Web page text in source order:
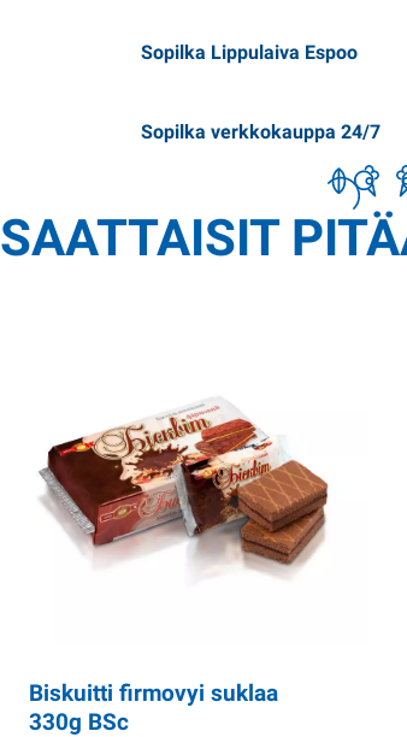
Sopilka Lippulaiva Espoo
Sopilka verkkokauppa 24/7
SAATTAISIT
Biskuitti firmovyi suklaa
330g BSc